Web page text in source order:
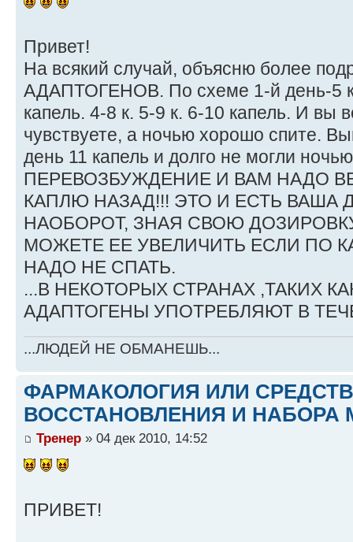
Привет!
На всякий случай, объясню более
АДАПТОГЕНОВ. По схеме 1-й день-5
капель. 4-8 к. 5-9 к. 6-10 капель. И вы
чувствуете, а ночью хорошо спите.
день 11 капель и долго не могли
ПЕРЕВОЗБУЖДЕНИЕ И ВАМ НАДО
КАПЛЮ НАЗАД!!! ЭТО И ЕСТЬ ВАША
НАОБОРОТ, ЗНАЯ СВОЮ
МОЖЕТЕ ЕЕ УВЕЛИЧИТЬ ЕСЛИ ПО
НАДО НЕ СПАТЬ.
...В НЕКОТОРЫХ СТРАНАХ ,ТАКИХ
АДАПТОГЕНЫ УПОТРЕБЛЯЮТ В
...ЛЮДЕЙ НЕ ОБМАНЕШЬ...
ФАРМАКОЛОГИЯ ИЛИ
ВОССТАНОВЛЕНИЯ И НАБОРА
Тренер » 04 дек 2010, 14:52
ПРИВЕТ!